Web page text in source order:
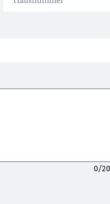
0/